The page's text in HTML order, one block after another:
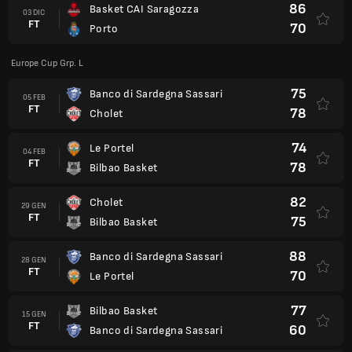
03 DIC
FT
Basket CAI Saragozza
Porto
86
70
Europe Cup Grp. L
05 FEB
FT
Banco di Sardegna Sassari
Cholet
75
78
04 FEB
FT
Le Portel
Bilbao Basket
74
78
29 GEN
FT
Cholet
Bilbao Basket
82
75
28 GEN
FT
Banco di Sardegna Sassari
Le Portel
88
70
15 GEN
FT
Bilbao Basket
Banco di Sardegna Sassari
77
60